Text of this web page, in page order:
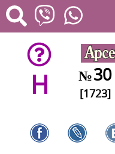
H №30
[1723]